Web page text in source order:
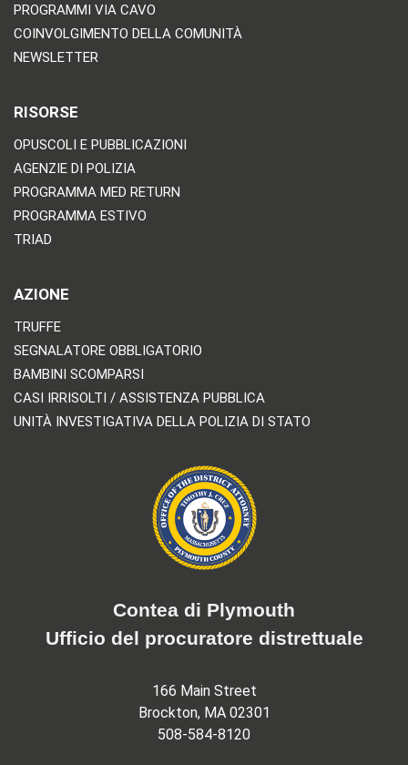
PROGRAMMI VIA CAVO
COINVOLGIMENTO DELLA COMUNITÀ
NEWSLETTER
RISORSE
OPUSCOLI E PUBBLICAZIONI
AGENZIE DI POLIZIA
PROGRAMMA MED RETURN
PROGRAMMA ESTIVO
TRIAD
AZIONE
TRUFFE
SEGNALATORE OBBLIGATORIO
BAMBINI SCOMPARSI
CASI IRRISOLTI / ASSISTENZA PUBBLICA
UNITÀ INVESTIGATIVA DELLA POLIZIA DI STATO
Contea di Plymouth
Ufficio del procuratore distrettuale
166 Main Street
Brockton, MA 02301
508-584-8120